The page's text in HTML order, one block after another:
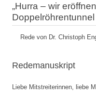
„Hurra – wir
Doppelröhrentunnel
Rede von Dr. Christoph
Redemanuskript
Liebe Mitstreiterinnen, liebe